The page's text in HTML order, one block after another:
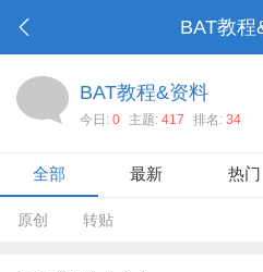
BAT教程
BAT教程&资料
今日: 0 主题: 417 排名: 34
全部 最新 热门
原创 转贴